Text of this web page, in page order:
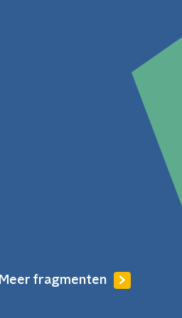
Meer fragmenten